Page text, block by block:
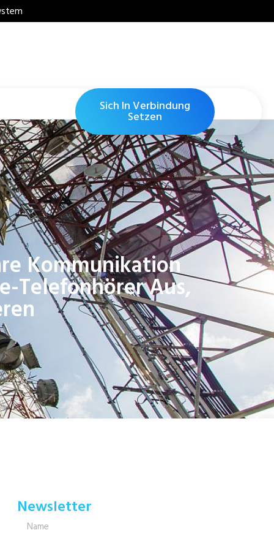
Sich In Verbindung
Setzen
Kommunikation
Telefonhörer Aus,
Newsletter